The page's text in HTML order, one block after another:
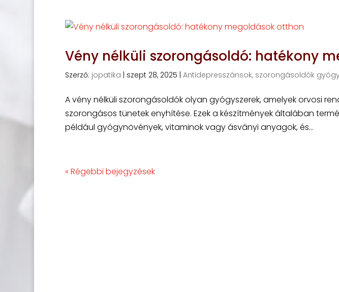
Vény nélküli szorongásoldó: hatékony
Szerző: jopatika szept 28, 2025 Antidepresszánsok, szorongásoldók
A vény nélküli szorongásoldók olyan gyógyszerek, amelyek orvosi
szorongásos tünetek enyhítése. Ezek a készítmények általában
például gyógynövények, vitaminok vagy ásványi anyagok, és...
« Régebbi bejegyzések